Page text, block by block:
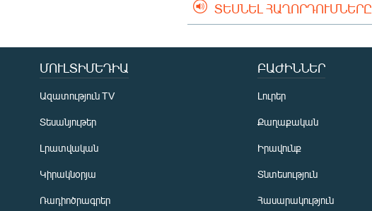
ՏԵՍՆԵԼ ՀԱՂՈՐԴՈՒՄՆԵՐԸ
ՄՈՒԼՏԻՄԵԴԻԱ
Ազատություն TV
Տեսանյութեր
Լրատվական
Կիրակնօրյա
Ռադիոծրագրեր
ԲԱԺԻՆՆԵՐ
Լուրեր
Քաղաքական
Իրավունք
Տնտեսություն
Հասարակություն